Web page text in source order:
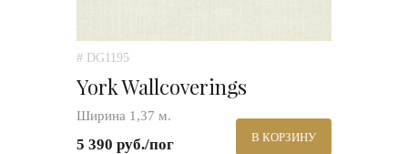
# DG1195
York Wallcoverings
Ширина 1,37 м.
5 390 руб./пог В КОРЗИНУ